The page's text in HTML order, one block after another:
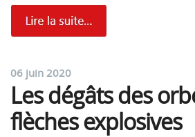
06 juin 2020
Les dégâts des
flèches explosives